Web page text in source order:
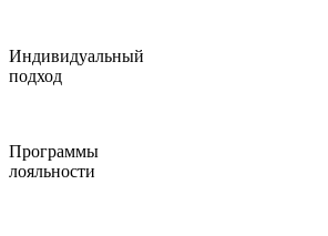
Индивидуальный
подход
Программы
лояльности